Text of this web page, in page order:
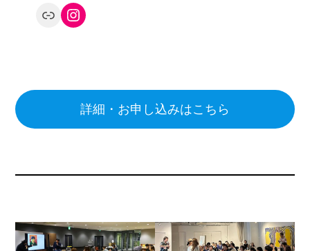
Link Instagram
詳細・お申し込みはこちら